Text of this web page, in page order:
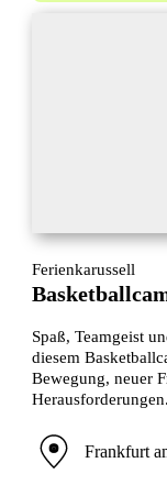
Ferienkarussell
Spaß, Teamgeist
diesem
Bewegung, neuer
Frankfurt